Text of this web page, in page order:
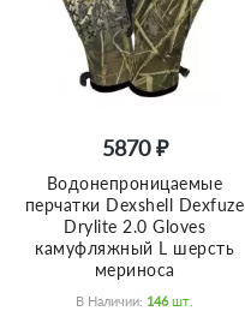
5870 ₽
Водонепроницаемые
перчатки Dexshell Dexfuze
Drylite 2.0 Gloves
камуфляжный L шерсть
мериноса
В Наличии: 146 Шт.